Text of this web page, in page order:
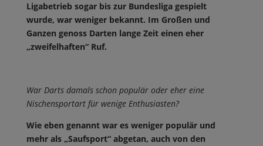
Ligabetrieb sogar bis zur Bundesliga gespielt
wurde, war weniger bekannt. Im Großen und
Ganzen genoss Darten lange Zeit einen eher
„zweifelhaften“ Ruf.
War Darts damals schon populär oder eher eine
Nischensportart für wenige Enthusiasten?
Wie eben genannt war es weniger populär und
mehr als „Saufsport“ abgetan, auch von den